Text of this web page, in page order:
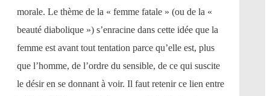
morale. Le thème de la « femme fatale » (ou de la «
beauté diabolique ») s’enracine dans cette idée que la
femme est avant tout tentation parce qu’elle est, plus
que l’homme, de l’ordre du sensible, de ce qui suscite
le désir en se donnant à voir. Il faut retenir ce lien entre